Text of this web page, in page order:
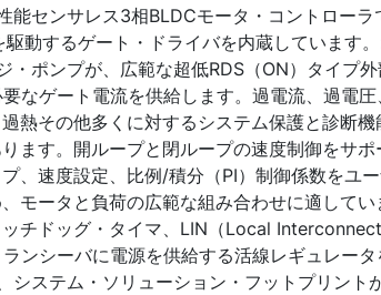
能センサレス3相BLDCモータ・コントローラ
駆動するゲート・ドライバを内蔵しています
・ポンプが、広範な超低RDS（ON）タイプ
なゲート電流を供給します。過電流、過電
過熱その他多くに対するシステム保護と診断機
ます。開ループと閉ループの速度制御をサポ
、速度設定、比例/積分（PI）制御係数をユ
モータと負荷の広範な組み合わせに適してい
チドッグ・タイマ、LIN（Local Interconnect
ンシーバに電源を供給する活線レギュレータ
システム・ソリューション・フットプリント